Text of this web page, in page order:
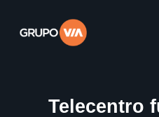
Telecentro